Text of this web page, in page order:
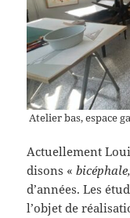
Atelier bas, espace
Actuellement
disons «bicéphale,
d’années. Les
l’objet de